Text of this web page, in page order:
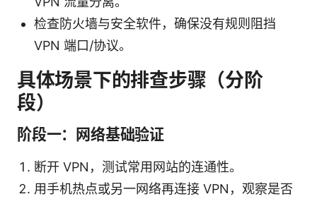
检查防火墙与安全软件，确保没有规则阻挡
VPN 端口/协议。
具体场景下的排查步骤（分阶
段）
阶段一：网络基础验证
断开 VPN，测试常用网站的连通性。
用手机热点或另一网络再连接 VPN，观察是否